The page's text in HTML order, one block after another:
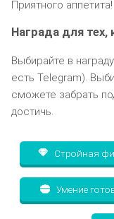
Приятного аппетита!
Награда для тех,
Выбирайте в
есть Telegram).
сможете забрать
достичь.
Стройная
Умение